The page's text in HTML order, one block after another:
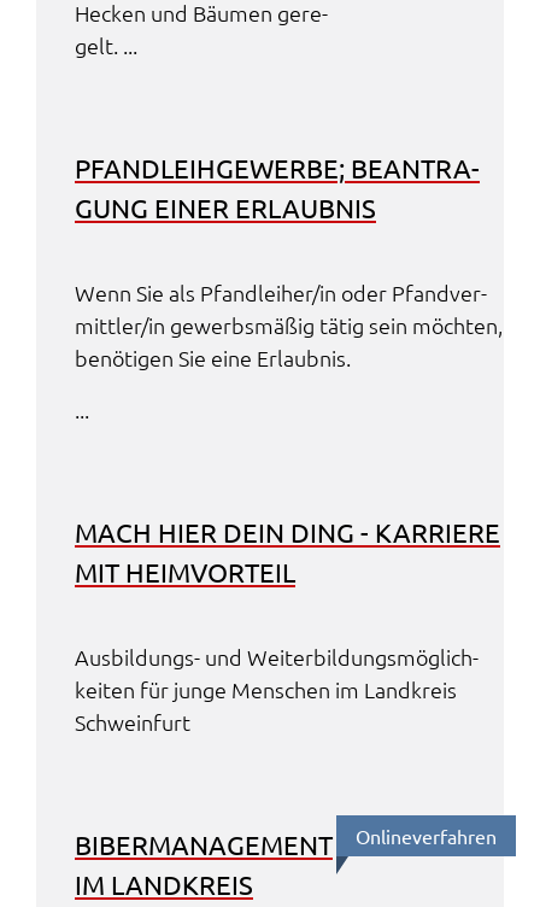
Hecken und Bäumen gere­
gelt. ...
PFAND­LEIH­GE­WER­BE; BEAN­TRA­
GUNG EINER ERLAUB­NIS
Wenn Sie als Pfand­lei­her/in oder Pfand­ver­
mitt­ler/in gewerbs­mä­ßig tätig sein möch­ten,
benö­ti­gen Sie eine Erlaub­nis.
...
MACH HIER DEIN DING - KARRIE­RE
MIT HEIM­VOR­TEIL
Ausbil­dungs- und Weiter­bil­dungs­mög­lich­
kei­ten für junge Menschen im Land­kreis
Schwein­furt
BIBER­MA­NAGE­MENT
IM LAND­KREIS
Online­ver­fah­ren